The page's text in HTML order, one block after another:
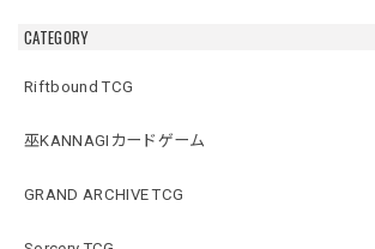
CATEGORY
Riftbound TCG
巫KANNAGIカードゲーム
GRAND ARCHIVE TCG